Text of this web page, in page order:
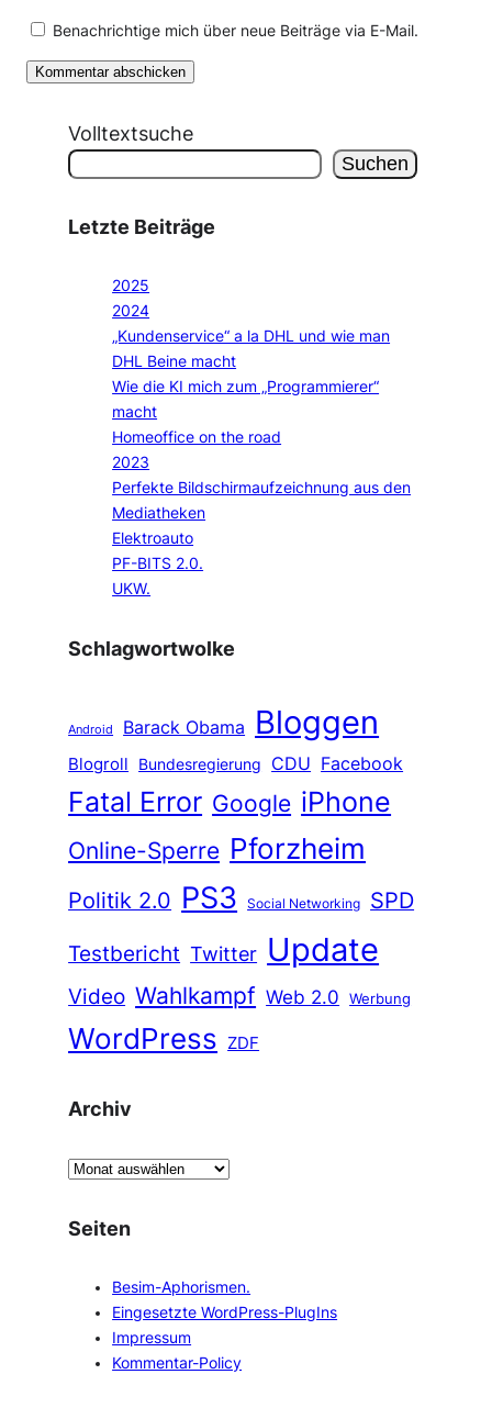
Benachrichtige mich über neue Beiträge via E-Mail.
Volltextsuche
Suchen
Letzte Beiträge
2025
2024
„Kundenservice“ a la DHL und wie man
DHL Beine macht
Wie die KI mich zum „Programmierer“
macht
Homeoffice on the road
2023
Perfekte Bildschirmaufzeichnung aus den
Mediatheken
Elektroauto
PF-BITS 2.0.
UKW.
Schlagwortwolke
Android Barack Obama Bloggen
Blogroll Bundesregierung CDU Facebook
Fatal Error Google iPhone
Online-Sperre Pforzheim
Politik 2.0 PS3 Social Networking
SPD
Testbericht Twitter Update
Video Wahlkampf Web 2.0 Werbung
WordPress ZDF
Archiv
A
c
h
Seiten
Besim-Aphorismen.
Eingesetzte WordPress-PlugIns
Impressum
Kommentar-Policy